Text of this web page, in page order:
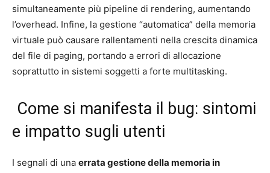
simultaneamente più pipeline di rendering, aumentando
l’overhead. Infine, la gestione “automatica” della memoria
virtuale può causare rallentamenti nella crescita dinamica
del file di paging, portando a errori di allocazione
soprattutto in sistemi soggetti a forte multitasking.
Come si manifesta il bug: sintomi
e impatto sugli utenti
I segnali di una errata gestione della memoria in